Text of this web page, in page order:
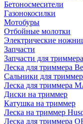
Бетоносмесители
Газонокосилки
Мотобуры
Отбойные молотки
Электрические
Запчасти
Запчасти для триммера
Леска для триммера
Сальники для
Леска для триммера
Диски на триммер
Катушка на триммер
Леска на триммер
Леска для триммера